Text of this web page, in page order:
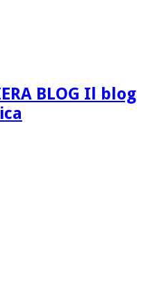
BLOG Il blog